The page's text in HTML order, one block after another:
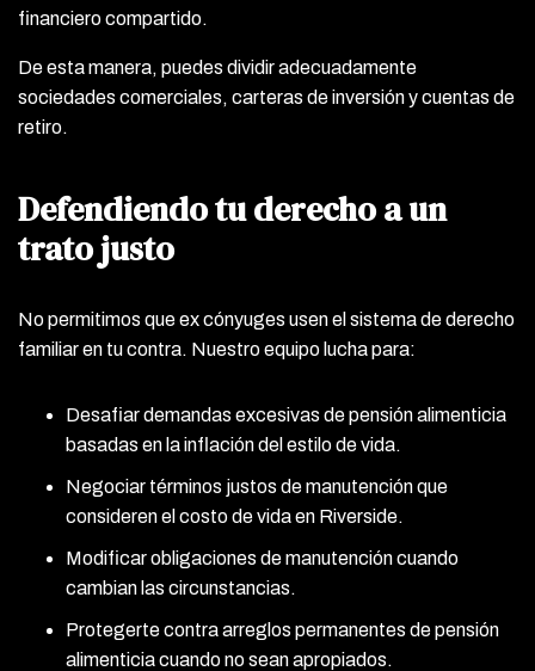
financiero compartido.
De esta manera, puedes dividir adecuadamente
sociedades comerciales, carteras de inversión y cuentas de
retiro.
Defendiendo tu derecho a un
trato justo
No permitimos que ex cónyuges usen el sistema de derecho
familiar en tu contra. Nuestro equipo lucha para:
Desafiar demandas excesivas de pensión alimenticia
basadas en la inflación del estilo de vida.
Negociar términos justos de manutención que
consideren el costo de vida en Riverside.
Modificar obligaciones de manutención cuando
cambian las circunstancias.
Protegerte contra arreglos permanentes de pensión
alimenticia cuando no sean apropiados.